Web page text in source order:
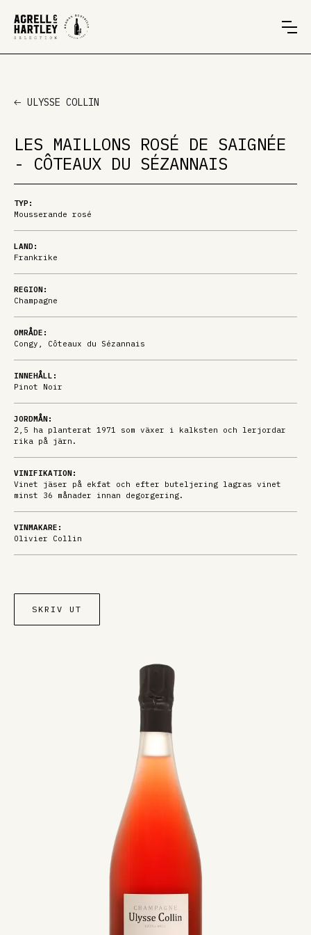
ULYSSE COLLIN
LES MAILLONS ROSÉ DE SAIGNÉE
- CÔTEAUX DU SÉZANNAIS
TYP:
Mousserande rosé
LAND:
Frankrike
REGION:
Champagne
OMRÅDE:
Congy, Côteaux du Sézannais
INNEHÅLL:
Pinot Noir
JORDMÅN:
2,5 ha planterat 1971 som växer i kalksten och lerjordar
rika på järn.
VINIFIKATION:
Vinet jäser på ekfat och efter buteljering lagras vinet
minst 36 månader innan degorgering.
VINMAKARE:
Olivier Collin
SKRIV UT